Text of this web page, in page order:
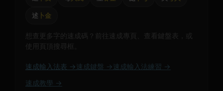
述 卜金
想查更多字的速成碼？前往速成專頁、查看鍵盤表，或
使用頁頂搜尋框。
速成輸入法表 → 速成鍵盤 → 速成輸入法練習 →
速成教學 →